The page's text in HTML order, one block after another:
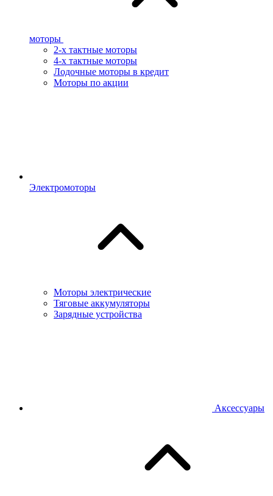
моторы
2-х тактные моторы
4-х тактные моторы
Лодочные моторы в кредит
Моторы по акции
Электромоторы
Моторы электрические
Тяговые аккумуляторы
Зарядные устройства
Аксессуары